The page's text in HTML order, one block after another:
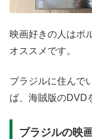
映画好きの人はポ
オススメです。
ブラジルに住んで
ば、海賊版のDVD
ブラジルの映